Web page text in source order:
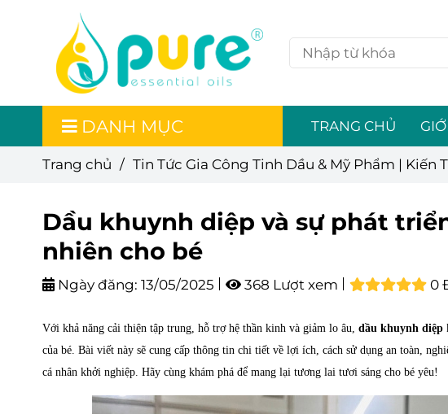
DANH MỤC TRANG CHỦ
Trang chủ / Tin Tức Gia Công Tinh Dầu & Mỹ Phẩm | Kiến
Dầu khuynh diệp và sự phát
nhiên cho bé
Ngày đăng: 13/05/2025 368 Lượt xem 0
Với khả năng cải thiện tập trung, hỗ trợ hệ thần kinh và giảm lo âu, dầu khuynh diệp
của bé. Bài viết này sẽ cung cấp thông tin chi tiết về lợi ích, cách sử dụng an toàn,
cá nhân khởi nghiệp. Hãy cùng khám phá để mang lại tương lai tươi sáng cho bé yêu!